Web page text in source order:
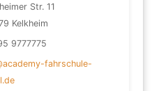
Str. 11
Kelkheim
9777775
fahrschule-